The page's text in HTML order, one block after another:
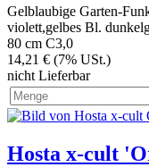
Gelblaubige Garten-
violett,gelbes Bl.
80 cm C3,0
14,21 € (7% USt.)
nicht Lieferbar
Hosta x-cult